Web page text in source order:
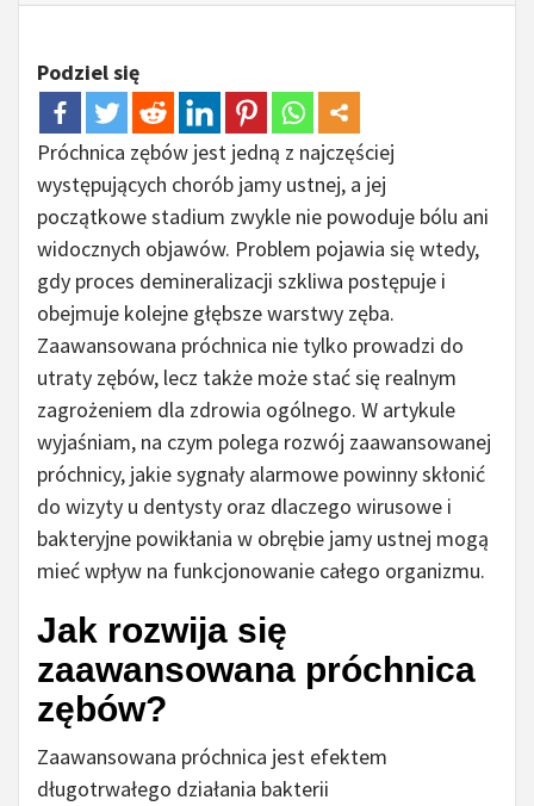
Podziel się
Próchnica zębów jest jedną z najczęściej
występujących chorób jamy ustnej, a jej
początkowe stadium zwykle nie powoduje bólu ani
widocznych objawów. Problem pojawia się wtedy,
gdy proces demineralizacji szkliwa postępuje i
obejmuje kolejne głębsze warstwy zęba.
Zaawansowana próchnica nie tylko prowadzi do
utraty zębów, lecz także może stać się realnym
zagrożeniem dla zdrowia ogólnego. W artykule
wyjaśniam, na czym polega rozwój zaawansowanej
próchnicy, jakie sygnały alarmowe powinny skłonić
do wizyty u dentysty oraz dlaczego wirusowe i
bakteryjne powikłania w obrębie jamy ustnej mogą
mieć wpływ na funkcjonowanie całego organizmu.
Jak rozwija się
zaawansowana próchnica
zębów?
Zaawansowana próchnica jest efektem
długotrwałego działania bakterii